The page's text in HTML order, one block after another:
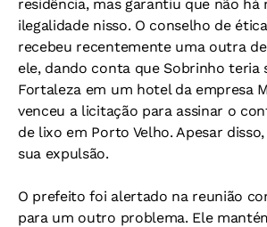
residência, mas garantiu que não há
ilegalidade nisso. O conselho de
recebeu recentemente uma outra
ele, dando conta que Sobrinho teria
Fortaleza em um hotel da empresa
venceu a licitação para assinar o
de lixo em Porto Velho. Apesar
sua expulsão.
O prefeito foi alertado na reunião
para um outro problema. Ele